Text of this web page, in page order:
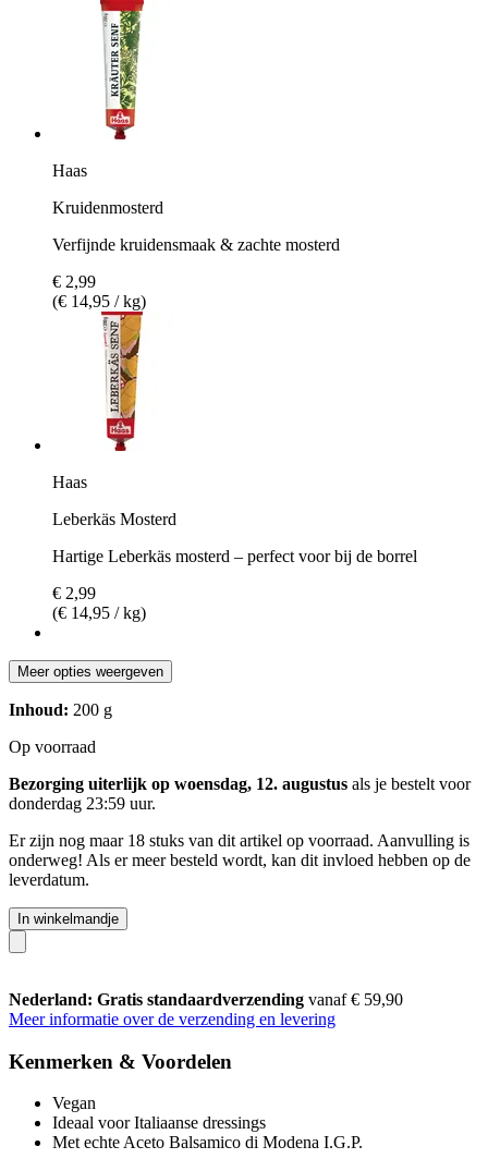
Haas
Kruidenmosterd
Verfijnde kruidensmaak & zachte mosterd
€ 2,99
(€ 14,95 / kg)
Haas
Leberkäs Mosterd
Hartige Leberkäs mosterd – perfect voor bij de borrel
€ 2,99
(€ 14,95 / kg)
Meer opties weergeven
Inhoud: 200 g
Op voorraad
Bezorging uiterlijk op woensdag, 12. augustus als je bestelt voor
donderdag 23:59 uur.
Er zijn nog maar 18 stuks van dit artikel op voorraad. Aanvulling is
onderweg! Als er meer besteld wordt, kan dit invloed hebben op de
leverdatum.
In winkelmandje
Nederland: Gratis standaardverzending vanaf € 59,90
Meer informatie over de verzending en levering
Kenmerken & Voordelen
Vegan
Ideaal voor Italiaanse dressings
Met echte Aceto Balsamico di Modena I.G.P.